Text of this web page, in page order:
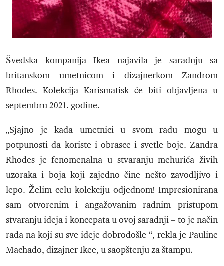
Švedska kompanija Ikea najavila je saradnju sa
britanskom umetnicom i dizajnerkom Zandrom
Rhodes. Kolekcija Karismatisk će biti objavljena u
septembru 2021. godine.
„Sjajno je kada umetnici u svom radu mogu u
potpunosti da koriste i obrasce i svetle boje. Zandra
Rhodes je fenomenalna u stvaranju mehurića živih
uzoraka i boja koji zajedno čine nešto zavodljivo i
lepo. Želim celu kolekciju odjednom! Impresionirana
sam otvorenim i angažovanim radnim pristupom
stvaranju ideja i koncepata u ovoj saradnji – to je način
rada na koji su sve ideje dobrodošle “, rekla je Pauline
Machado, dizajner Ikee, u saopštenju za štampu.